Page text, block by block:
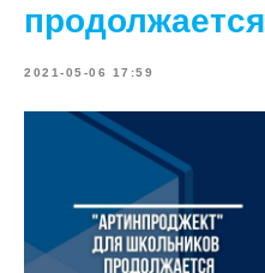
продолжается
2021-05-06 17:59